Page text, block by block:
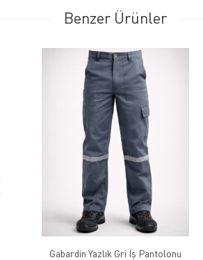
Benzer Ürünler
Gabardin Yazlık Gri İş Pantolonu